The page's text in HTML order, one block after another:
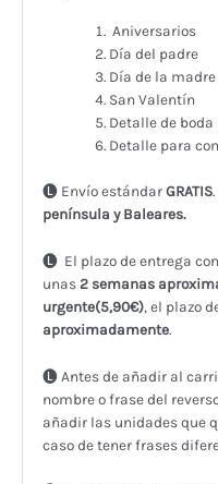
Aniversarios
Día del padre
Día de la madre
San Valentín
Detalle de boda
Detalle para
🅛 Envío estándarGRATIS
península y Baleares.
🅛 El plazo de entrega
unas 2 semanas
urgente(5,90€), el plazo
aproximadamente.
🅛 Antes de añadir al
nombre o frase del
añadir las unidades que
caso de tener frases